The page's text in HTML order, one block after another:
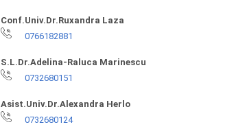
Conf.Univ.Dr.Ruxandra Laza
0766182881
S.L.Dr.Adelina-Raluca Marinescu
0732680151
Asist.Univ.Dr.Alexandra Herlo
0732680124